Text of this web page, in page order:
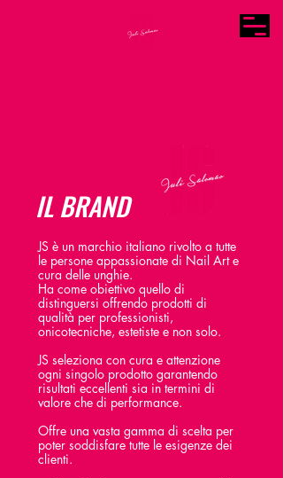
IL BRAND
JS è un marchio italiano rivolto a tutte
le persone appassionate di Nail Art e
cura delle unghie.
Ha come obiettivo quello di
distinguersi offrendo prodotti di
qualità per professionisti,
onicotecniche, estetiste e non solo.
JS seleziona con cura e attenzione
ogni singolo prodotto garantendo
risultati eccellenti sia in termini di
valore che di performance.
Offre una vasta gamma di scelta per
poter soddisfare tutte le esigenze dei
clienti.